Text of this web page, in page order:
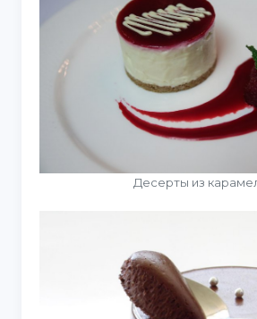
Десерты из